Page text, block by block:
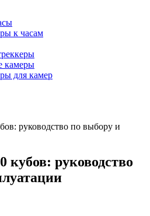
к часам
камеры
для камер
руководство по выбору и
кубов: руководство